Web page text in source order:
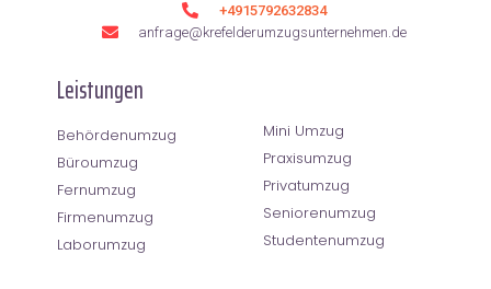
+4915792632834
anfrage@krefelderumzugsunternehmen.de
Leistungen
Behördenumzug
Büroumzug
Fernumzug
Firmenumzug
Laborumzug
Mini Umzug
Praxisumzug
Privatumzug
Seniorenumzug
Studentenumzug